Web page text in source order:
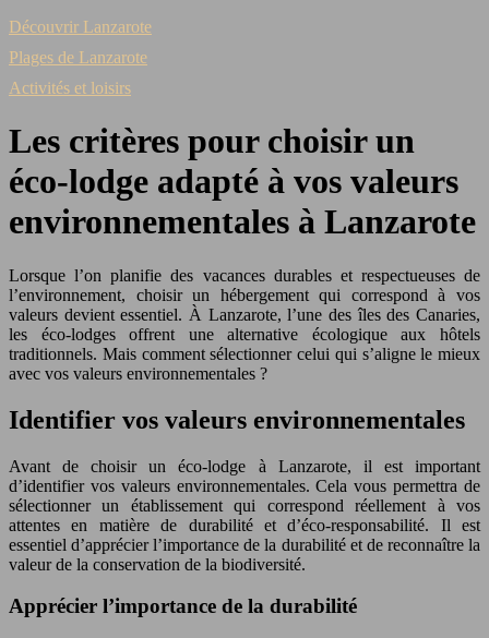
Découvrir Lanzarote
Plages de Lanzarote
Activités et loisirs
Les critères pour choisir un
éco-lodge adapté à vos valeurs
environnementales à Lanzarote
Lorsque l’on planifie des vacances durables et respectueuses de
l’environnement, choisir un hébergement qui correspond à vos
valeurs devient essentiel. À Lanzarote, l’une des îles des Canaries,
les éco-lodges offrent une alternative écologique aux hôtels
traditionnels. Mais comment sélectionner celui qui s’aligne le mieux
avec vos valeurs environnementales ?
Identifier vos valeurs environnementales
Avant de choisir un éco-lodge à Lanzarote, il est important
d’identifier vos valeurs environnementales. Cela vous permettra de
sélectionner un établissement qui correspond réellement à vos
attentes en matière de durabilité et d’éco-responsabilité. Il est
essentiel d’apprécier l’importance de la durabilité et de reconnaître la
valeur de la conservation de la biodiversité.
Apprécier l’importance de la durabilité